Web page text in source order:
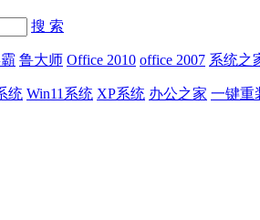
搜 索
鲁大师 Office 2010 office 2007 系统之
统 Win11系统 XP系统 办公之家 一键重